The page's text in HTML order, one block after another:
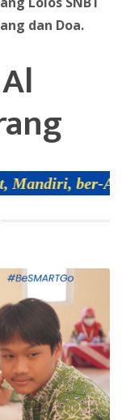
dan Doa.
Religius,